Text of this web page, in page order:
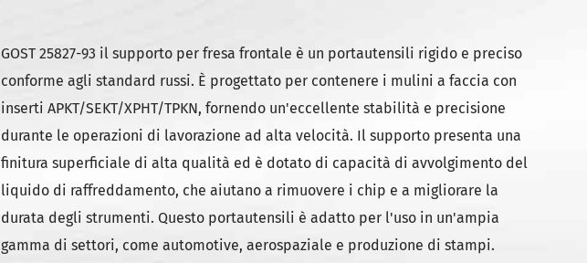
GOST 25827-93 il supporto per fresa frontale è un portautensili rigido e preciso
conforme agli standard russi. È progettato per contenere i mulini a faccia con
inserti APKT/SEKT/XPHT/TPKN, fornendo un'eccellente stabilità e precisione
durante le operazioni di lavorazione ad alta velocità. Il supporto presenta una
finitura superficiale di alta qualità ed è dotato di capacità di avvolgimento del
liquido di raffreddamento, che aiutano a rimuovere i chip e a migliorare la
durata degli strumenti. Questo portautensili è adatto per l'uso in un'ampia
gamma di settori, come automotive, aerospaziale e produzione di stampi.